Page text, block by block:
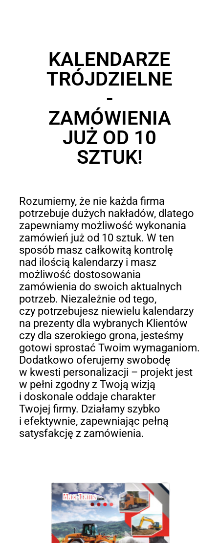
KALENDARZE
TRÓJDZIELNE
-
ZAMÓWIENIA
JUŻ OD 10
SZTUK!
Rozumiemy, że nie każda firma
potrzebuje dużych nakładów, dlatego
zapewniamy możliwość wykonania
zamówień już od 10 sztuk. W ten
sposób masz całkowitą kontrolę
nad ilością kalendarzy i masz
możliwość dostosowania
zamówienia do swoich aktualnych
potrzeb. Niezależnie od tego,
czy potrzebujesz niewielu kalendarzy
na prezenty dla wybranych Klientów
czy dla szerokiego grona, jesteśmy
gotowi sprostać Twoim wymaganiom.
Dodatkowo oferujemy swobodę
w kwesti personalizacji – projekt jest
w pełni zgodny z Twoją wizją
i doskonale oddaje charakter
Twojej firmy. Działamy szybko
i efektywnie, zapewniając pełną
satysfakcję z zamówienia.